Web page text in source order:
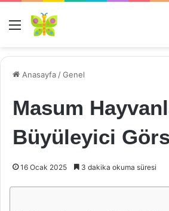
Menü
Anasayfa /Genel
Masum
Büyüleyici
16 Ocak 2025 3 dakika okuma süresi